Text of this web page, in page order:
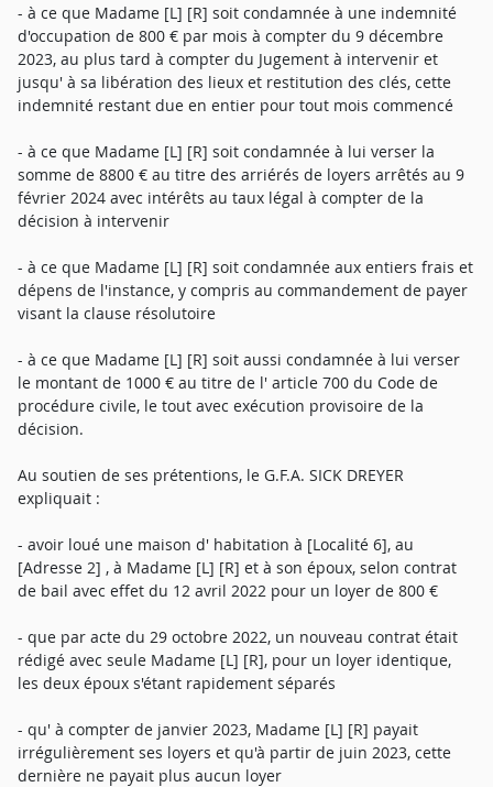
- à ce que Madame [L] [R] soit condamnée à une indemnité
d'occupation de 800 € par mois à compter du 9 décembre
2023, au plus tard à compter du Jugement à intervenir et
jusqu' à sa libération des lieux et restitution des clés, cette
indemnité restant due en entier pour tout mois commencé
- à ce que Madame [L] [R] soit condamnée à lui verser la
somme de 8800 € au titre des arriérés de loyers arrêtés au 9
février 2024 avec intérêts au taux légal à compter de la
décision à intervenir
- à ce que Madame [L] [R] soit condamnée aux entiers frais et
dépens de l'instance, y compris au commandement de payer
visant la clause résolutoire
- à ce que Madame [L] [R] soit aussi condamnée à lui verser
le montant de 1000 € au titre de l' article 700 du Code de
procédure civile, le tout avec exécution provisoire de la
décision.
Au soutien de ses prétentions, le G.F.A. SICK DREYER
expliquait :
- avoir loué une maison d' habitation à [Localité 6], au
[Adresse 2] , à Madame [L] [R] et à son époux, selon contrat
de bail avec effet du 12 avril 2022 pour un loyer de 800 €
- que par acte du 29 octobre 2022, un nouveau contrat était
rédigé avec seule Madame [L] [R], pour un loyer identique,
les deux époux s'étant rapidement séparés
- qu' à compter de janvier 2023, Madame [L] [R] payait
irrégulièrement ses loyers et qu'à partir de juin 2023, cette
dernière ne payait plus aucun loyer